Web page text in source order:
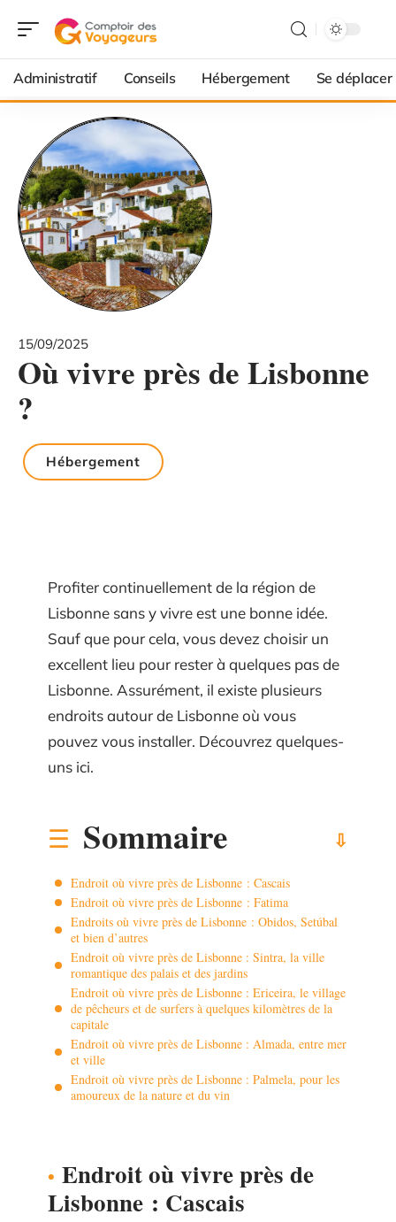
Administratif Conseils Hébergement Se déplacer
15/09/2025
Où vivre près de Lisbonne
?
Hébergement
Profiter continuellement de la région de
Lisbonne sans y vivre est une bonne idée.
Sauf que pour cela, vous devez choisir un
excellent lieu pour rester à quelques pas de
Lisbonne. Assurément, il existe plusieurs
endroits autour de Lisbonne où vous
pouvez vous installer. Découvrez quelques-
uns ici.
Sommaire
Endroit où vivre près de Lisbonne : Cascais
Endroit où vivre près de Lisbonne : Fatima
Endroits où vivre près de Lisbonne : Obidos, Setúbal
et bien d’autres
Endroit où vivre près de Lisbonne : Sintra, la ville
romantique des palais et des jardins
Endroit où vivre près de Lisbonne : Ericeira, le village
de pêcheurs et de surfers à quelques kilomètres de la
capitale
Endroit où vivre près de Lisbonne : Almada, entre mer
et ville
Endroit où vivre près de Lisbonne : Palmela, pour les
amoureux de la nature et du vin
Endroit où vivre près de
Lisbonne : Cascais